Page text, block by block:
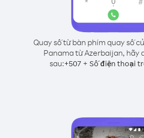
Quay số từ bàn phím quay số
Panama từ Azerbaijan, hãy
sau:+507 + Số điện thoại